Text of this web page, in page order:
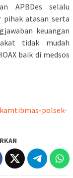
APBDes selalu
atasan serta
keuangan
tidak mudah
baik di medsos
polsek-